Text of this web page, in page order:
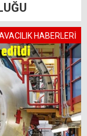
HABERLERİ